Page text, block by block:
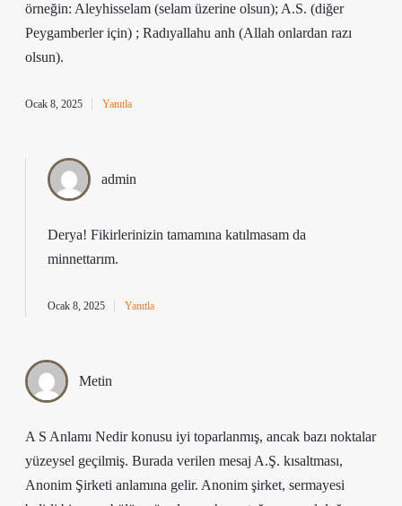
örneğin: Aleyhisselam (selam üzerine olsun); A.S. (diğer
Peygamberler için) ; Radıyallahu anh (Allah onlardan razı
olsun).
Ocak 8, 2025 Yanıtla
admin
Derya! Fikirlerinizin tamamına katılmasam da
minnettarım.
Ocak 8, 2025 Yanıtla
Metin
A S Anlamı Nedir konusu iyi toparlanmış, ancak bazı noktalar
yüzeysel geçilmiş. Burada verilen mesaj A.Ş. kısaltması,
Anonim Şirketi anlamına gelir. Anonim şirket, sermayesi